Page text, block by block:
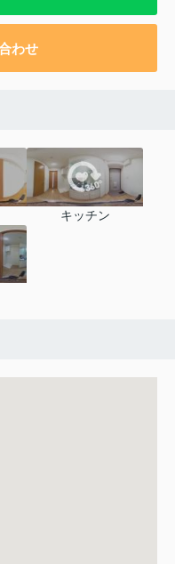
わせ
キッチン